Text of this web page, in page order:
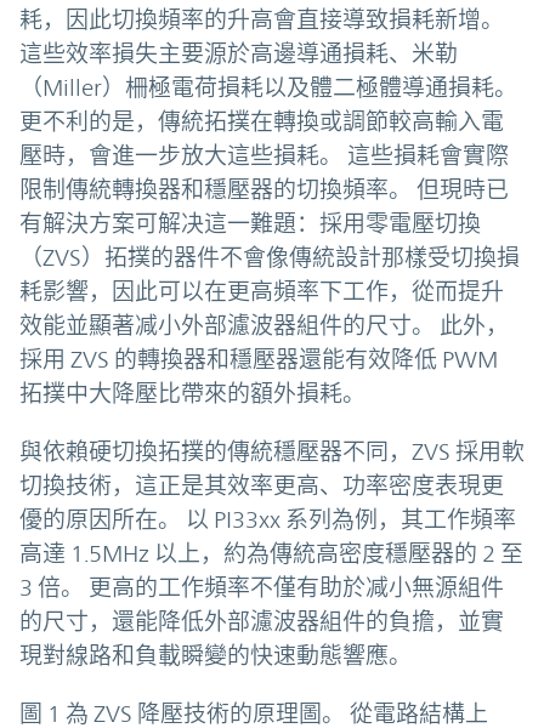
耗，因此切換頻率的升高會直接導致損耗新增。
這些效率損失主要源於高邊導通損耗、米勒
（Miller）柵極電荷損耗以及體二極體導通損耗。
更不利的是，傳統拓撲在轉換或調節較高輸入電
壓時，會進一步放大這些損耗。 這些損耗會實際
限制傳統轉換器和穩壓器的切換頻率。 但現時已
有解決方案可解决這一難題：採用零電壓切換
（ZVS）拓撲的器件不會像傳統設計那樣受切換損
耗影響，因此可以在更高頻率下工作，從而提升
效能並顯著减小外部濾波器組件的尺寸。 此外，
採用 ZVS 的轉換器和穩壓器還能有效降低 PWM
拓撲中大降壓比帶來的額外損耗。
與依賴硬切換拓撲的傳統穩壓器不同，ZVS 採用軟
切換技術，這正是其效率更高、功率密度表現更
優的原因所在。 以 PI33xx 系列為例，其工作頻率
高達 1.5MHz 以上，約為傳統高密度穩壓器的 2 至
3 倍。 更高的工作頻率不僅有助於减小無源組件
的尺寸，還能降低外部濾波器組件的負擔，並實
現對線路和負載瞬變的快速動態響應。
圖 1 為 ZVS 降壓技術的原理圖。 從電路結構上